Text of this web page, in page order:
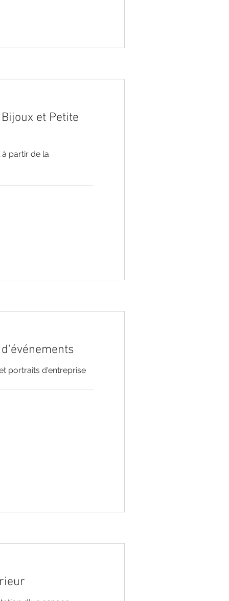
Bijoux et Petite
à partir de la
portraits d'entreprise